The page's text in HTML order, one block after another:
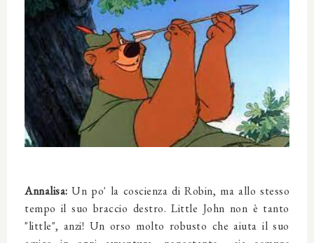
Annalisa:Un po' la coscienza di Robin, ma allo stesso
tempo il suo braccio destro. Little John non è tanto
"little", anzi! Un orso molto robusto che aiuta il suo